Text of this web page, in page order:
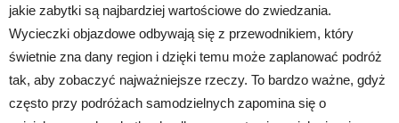
jakie zabytki są najbardziej wartościowe do zwiedzania.
Wycieczki objazdowe odbywają się z przewodnikiem, który
świetnie zna dany region i dzięki temu może zaplanować podróż
tak, aby zobaczyć najważniejsze rzeczy. To bardzo ważne, gdyż
często przy podróżach samodzielnych zapomina się o